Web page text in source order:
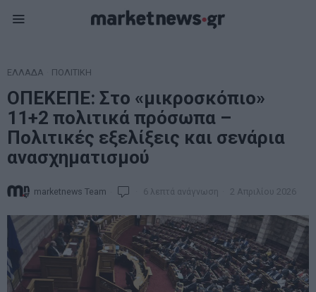
ΕΛΛΑΔΑ ΠΟΛΙΤΙΚΗ
ΟΠΕΚΕΠΕ: Στο «μικροσκόπιο»
11+2 πολιτικά πρόσωπα –
Πολιτικές εξελίξεις και σενάρια
ανασχηματισμού
marketnews Team 6 λεπτά ανάγνωση 2 Απριλίου 2026